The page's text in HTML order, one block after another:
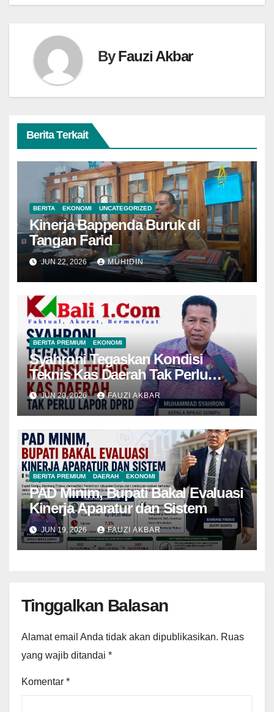
ByFauzi Akbar
Berita Terkait
BERITA EKONOMI UNCATEGORIZED
Kinerja Bappenda Buruk di
Tangan Farid
JUN 22, 2026 MUHIDIN
BERITA PREMIUM EKONOMI
Syahroni Tegaskan Kondisi
Teknis Kas Daerah Tak Perlu
Lapor DPRD
JUN 20, 2026 FAUZI AKBAR
BERITA PREMIUM DAERAH EKONOMI
PAD Minim, Bupati Bakal Evaluasi
Kinerja Aparatur dan Sistem
JUN 19, 2026 FAUZI AKBAR
Tinggalkan Balasan
Alamat email Anda tidak akan dipublikasikan. Ruas
yang wajib ditandai *
Komentar *